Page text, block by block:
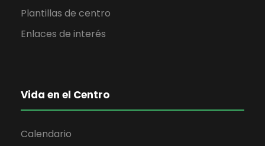
Plantillas de centro
Enlaces de interés
Vida en el Centro
Calendario